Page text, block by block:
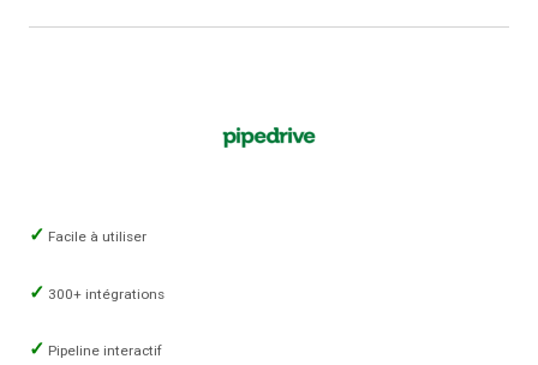
Facile à utiliser
300+ intégrations
Pipeline interactif